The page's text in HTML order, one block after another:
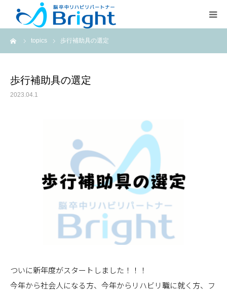
topics 歩行補助具の選定
歩行補助具の選定
2023.04.1
ついに新年度がスタートしました！！！
今年から社会人になる方、今年からリハビリ職に就く方、フ
Brightとは
よくある質問